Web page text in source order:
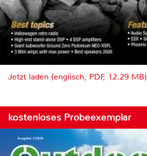
Jetzt laden (englisch, PDF, 12.29 MB)
kostenloses Probeexemplar